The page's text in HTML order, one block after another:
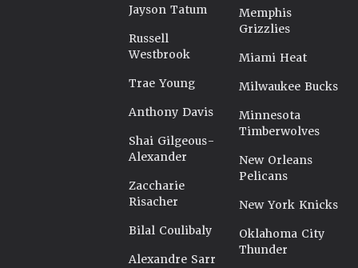
Jayson Tatum
Russell
Westbrook
Trae Young
Anthony Davis
Shai Gilgeous-
Alexander
Zaccharie
Risacher
Bilal Coulibaly
Alexandre Sarr
Memphis
Grizzlies
Miami Heat
Milwaukee Bucks
Minnesota
Timberwolves
New Orleans
Pelicans
New York Knicks
Oklahoma City
Thunder